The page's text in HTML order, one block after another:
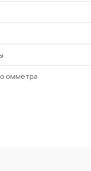
омметра